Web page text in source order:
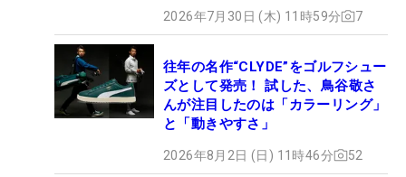
2026年7月30日 (木) 11時59分 7
往年の名作“CLYDE”をゴルフシュー
ズとして発売！ 試した、鳥谷敬さ
んが注目したのは「カラーリング」
と「動きやすさ」
2026年8月2日 (日) 11時46分 52